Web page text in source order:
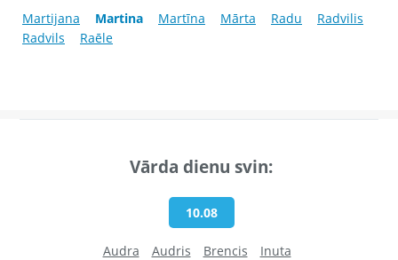
Martijana Martina Martīna Mārta Radu
Radvilis
Radvils
Raēle
Vārda dienu svin:
10.08
Audra Audris Brencis Inuta